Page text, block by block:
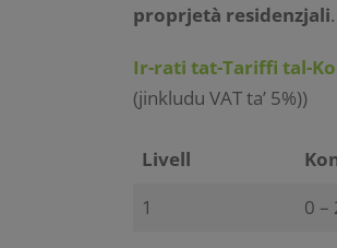
proprjetà residenzjali.
Ir-rati tat-Tariffi tal-
(jinkludu VAT ta’ 5%))
Livell
1
0 –